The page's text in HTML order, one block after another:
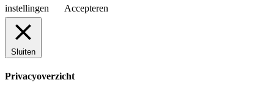
instellingen
Accepteren
Sluiten
Privacyoverzicht